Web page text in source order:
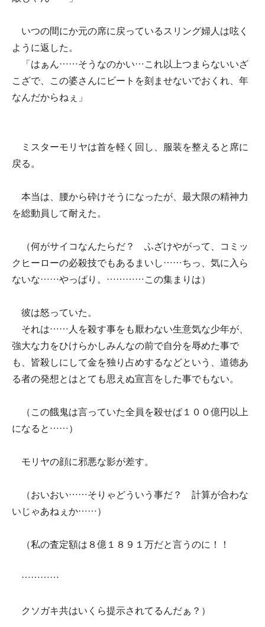
いつの間にか元の席に戻っているスリング婦人は呟く
ように返した。
「はぁん……そうなのかい…これ以上つまらないいざ
こざで、この婆さんにビートを刻ませないでおくれ、年
なんだからねぇ」
ミスターモリヤは首を軽く回し、服装を整えると席に
戻る。
本当は、腰から砕けそうになったが、最大限の精神力
を総動員して耐えた。
（何がサイコなんたらだ？ ふざけやがって、コミッ
クヒーローの必殺技でもあるまいし……ちっ、気に入ら
ないな……やっぱり。…………この集まりは）
彼は怒っていた。
それは……人を殺す事をも厭わない生意気な少年が、
強大な力をひけらかしみんなの前で自分を辱めた事で
も、皆殺しにして金を独り占めするなどという、道徳あ
る者の発想とはとても思えぬ宣言をした事でもない。
（この餓鬼は言っていた全員を殺せば１００億円以上
になると……）
モリヤの顔に邪悪な影が差す。
（おいおい……そりゃどういう事だ？ 計算が合わな
いじゃあねぇか……）
（私の査定額は８億１８９１万だと言うのに！！
…………
クソガキ共はいくら提示されてるんだぁ？）